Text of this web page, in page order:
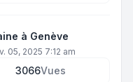
à Genève
05, 2025 7:12 am
3066Vues